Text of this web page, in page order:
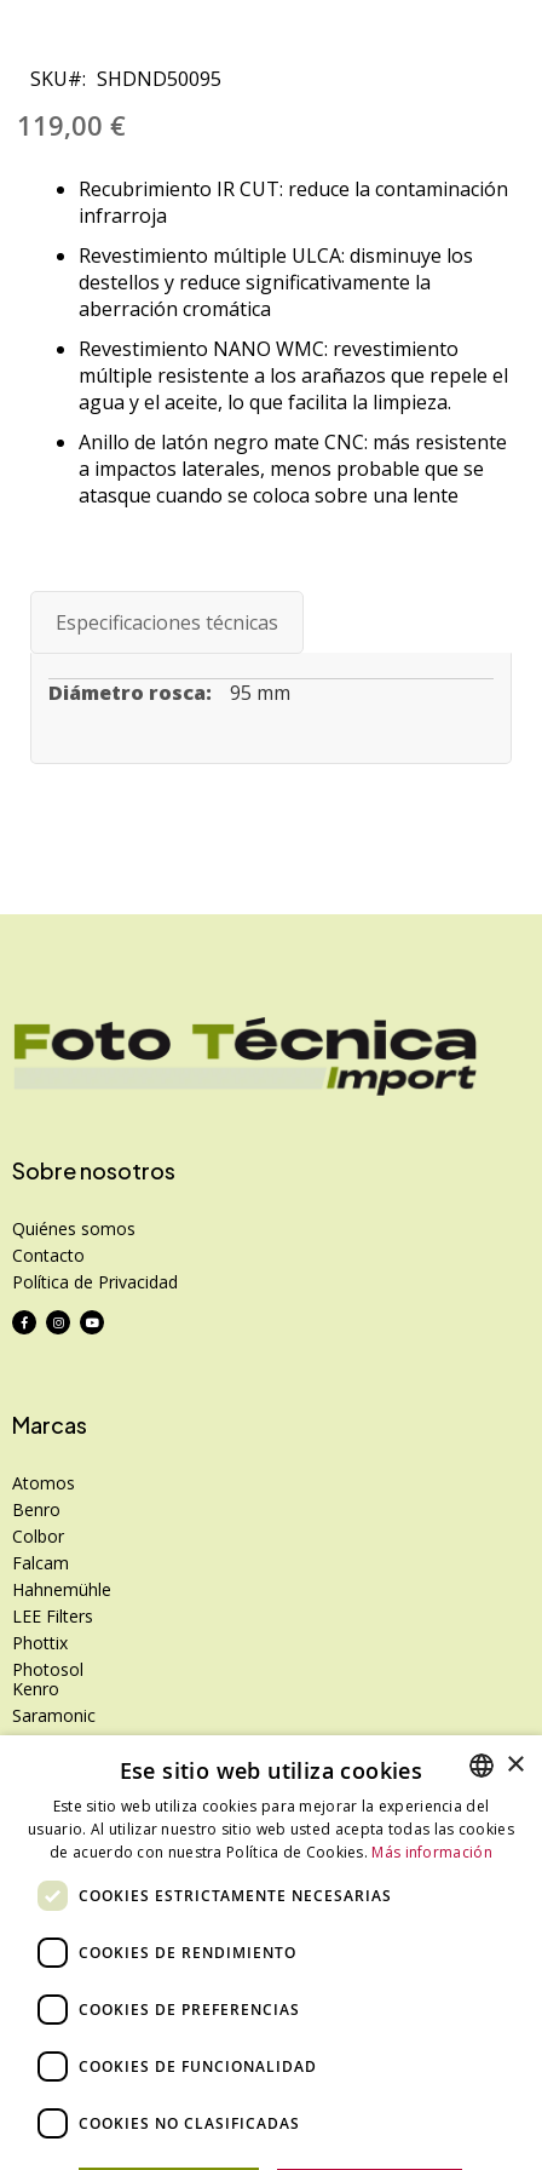
comienzo
de
la
imágenes
SKU SHDND50095
119,00 €
Recubrimiento IR CUT: reduce la contaminación
infrarroja
Revestimiento múltiple ULCA: disminuye los
destellos y reduce significativamente la
aberración cromática
Revestimiento NANO WMC: revestimiento
múltiple resistente a los arañazos que repele el
agua y el aceite, lo que facilita la limpieza.
Anillo de latón negro mate CNC: más resistente
a impactos laterales, menos probable que se
atasque cuando se coloca sobre una lente
Especificaciones técnicas
Especificaciones 95 mm
Sobre nosotros
Quiénes somos
Contacto
Política de Privacidad
Marcas
Atomos
Benro
Colbor
Falcam
Hahnemühle
LEE Filters
Phottix
Photosol
Kenro
Saramonic
Shimoda
SanDisk Professional
Tenba
Zeiss
Dónde estamos
C/ Ali Bei, 67 – 08013 Barcelona - España
T. +34 93 245 27 23
info@fototecnica.com
Horario:
De lunes a viernes de 9.00h a 14.00h y de 15.00h a 18.00h.
SPANISH
×
Ese sitio web utiliza cookies
Este sitio web utiliza cookies para mejorar la experiencia del
usuario. Al utilizar nuestro sitio web usted acepta todas las cookies
de acuerdo con nuestra Política de Cookies. Más información
COOKIES ESTRICTAMENTE NECESARIAS
COOKIES DE RENDIMIENTO
COOKIES DE PREFERENCIAS
COOKIES DE FUNCIONALIDAD
COOKIES NO CLASIFICADAS